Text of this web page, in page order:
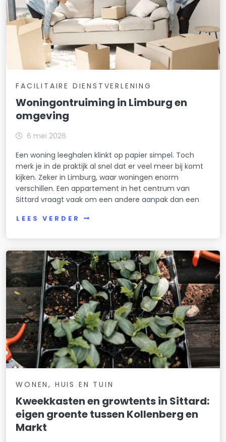
FACILITAIRE DIENSTVERLENING
Woningontruiming in Limburg en
omgeving
6 mei 2026
Een woning leeghalen klinkt op papier simpel. Toch
merk je in de praktijk al snel dat er veel meer bij komt
kijken. Zeker in Limburg, waar woningen enorm
verschillen. Een appartement in het centrum van
Sittard vraagt vaak om een andere aanpak dan een
LEES VERDER
WONEN, HUIS EN TUIN
Kweekkasten en growtents in Sittard:
eigen groente tussen Kollenberg en
Markt